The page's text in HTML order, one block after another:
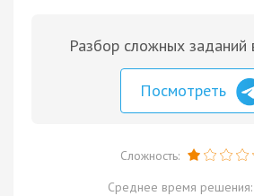
Разбор сложных заданий
Посмотреть
Сложность:
Среднее время решения: